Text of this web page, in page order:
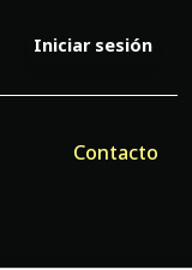
Iniciar sesión
Contacto